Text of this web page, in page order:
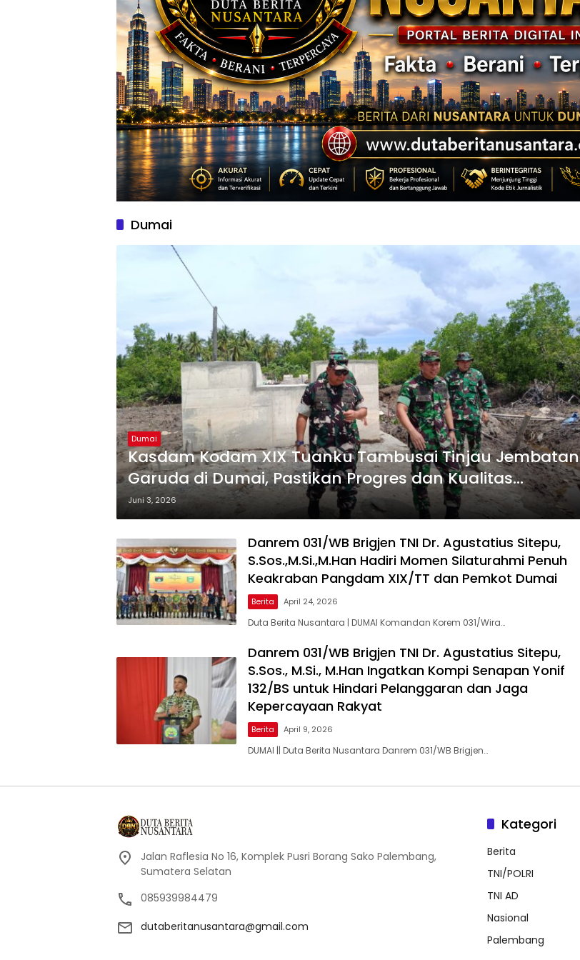
Dumai
Dumai
Kasdam Kodam XIX Tuanku Tambusai Tinjau Jembatan
Garuda di Dumai, Pastikan Progres dan Kualitas
Pembangunan Sesuai Target
Juni 3, 2026
Danrem 031/WB Brigjen TNI Dr. Agustatius Sitepu,
S.Sos.,M.Si.,M.Han Hadiri Momen Silaturahmi Penuh
Keakraban Pangdam XIX/TT dan Pemkot Dumai
Berita April 24, 2026
Duta Berita Nusantara | DUMAI Komandan Korem 031/Wira…
Danrem 031/WB Brigjen TNI Dr. Agustatius Sitepu,
S.Sos., M.Si., M.Han Ingatkan Kompi Senapan Yonif
132/BS untuk Hindari Pelanggaran dan Jaga
Kepercayaan Rakyat
Berita April 9, 2026
DUMAI || Duta Berita Nusantara Danrem 031/WB Brigjen…
Jalan Raflesia No 16, Komplek Pusri Borang Sako Palembang,
Sumatera Selatan
085939984479
dutaberitanusantara@gmail.com
Kategori
Berita
TNI/POLRI
TNI AD
Nasional
Palembang